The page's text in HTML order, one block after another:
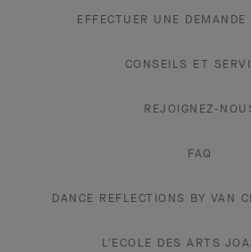
EFFECTUER UNE DEMANDE
CONSEILS ET
REJOIGNEZ-
FAQ
DANCE REFLECTIONS BY VAN
L'ECOLE DES ARTS